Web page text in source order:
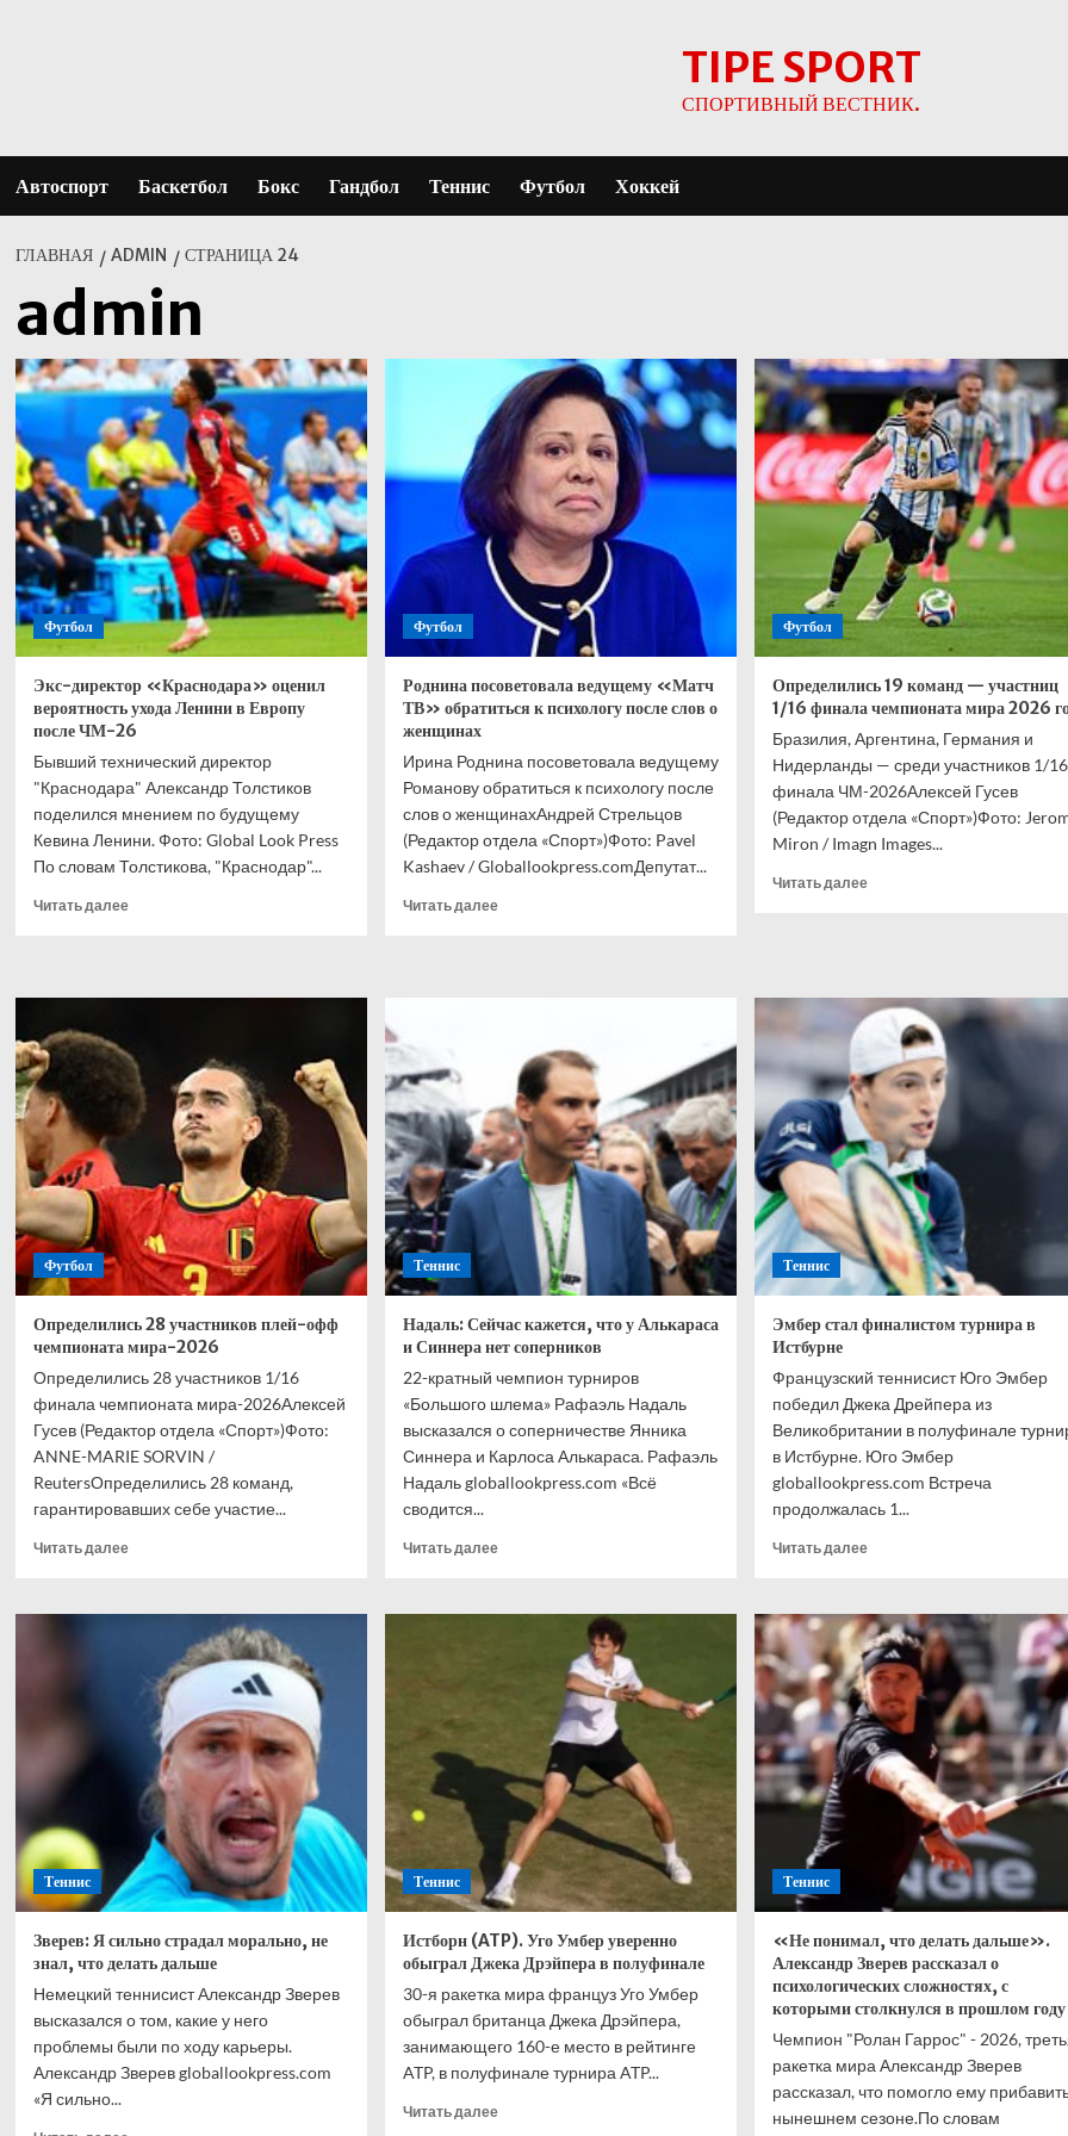
TIPE SPORT
СПОРТИВНЫЙ ВЕСТНИК.
Автоспорт Баскетбол Бокс Гандбол Теннис Футбол Хоккей
ГЛАВНАЯ ADMIN СТРАНИЦА 24
admin
Футбол
Экс-директор «Краснодара» оценил
вероятность ухода Ленини в Европу
после ЧМ-26
Бывший технический директор
"Краснодара" Александр Толстиков
поделился мнением по будущему
Кевина Ленини. Фото: Global Look Press
По словам Толстикова, "Краснодар"...
Читать далееПрочитать
вероятность
ухода
Ленини
в
Европу
ЧМ-26
Футбол
Роднина посоветовала ведущему «Матч
ТВ» обратиться к психологу после слов о
женщинах
Ирина Роднина посоветовала ведущему
Романову обратиться к психологу после
слов о женщинахАндрей Стрельцов
(Редактор отдела «Спорт»)Фото: Pavel
Kashaev / Globallookpress.comДепутат...
Читать далееПрочитать
ТВ»
обратиться
к
психологу
после
слов
женщинах
Футбол
Определились 19 команд — участниц
1/16 финала чемпионата мира 2026
Бразилия, Аргентина, Германия и
Нидерланды — среди участников 1/16
финала ЧМ-2026Алексей Гусев
(Редактор отдела «Спорт»)Фото:
Miron / Imagn Images...
Читать далееПрочитать
—
участниц
1/16
финала
чемпионата
мира
2026
года
Футбол
Определились 28 участников плей-офф
чемпионата мира-2026
Определились 28 участников 1/16
финала чемпионата мира-2026Алексей
Гусев (Редактор отдела «Спорт»)Фото:
ANNE-MARIE SORVIN /
ReutersОпределились 28 команд,
гарантировавших себе участие...
Читать далееПрочитать
Определились
участников
плей-
офф
чемпионата
мира-2026
Теннис
Надаль: Сейчас кажется, что у Алькараса
и Синнера нет соперников
22-кратный чемпион турниров
«Большого шлема» Рафаэль Надаль
высказался о соперничестве Янника
Синнера и Карлоса Алькараса. Рафаэль
Надаль globallookpress.com «Всё
сводится...
Читать далееПрочитать
Надаль:
Алькараса
Синнера
нет
соперников
Теннис
Эмбер стал финалистом турнира в
Истбурне
Французский теннисист Юго Эмбер
победил Джека Дрейпера из
Великобритании в полуфинале
в Истбурне. Юго Эмбер
globallookpress.com Встреча
продолжалась 1...
Читать далееПрочитать
Эмбер
стал
финалистом
турнира
в
Истбурне
Теннис
Зверев: Я сильно страдал морально, не
знал, что делать дальше
Немецкий теннисист Александр Зверев
высказался о том, какие у него
проблемы были по ходу карьеры.
Александр Зверев globallookpress.com
«Я сильно...
Теннис
Истборн (ATP). Уго Умбер уверенно
обыграл Джека Дрэйпера в полуфинале
30-я ракетка мира француз Уго Умбер
обыграл британца Джека Дрэйпера,
занимающего 160-е место в рейтинге
ATP, в полуфинале турнира ATP...
Читать далееПрочитать
Теннис
«Не понимал, что делать дальше».
Александр Зверев рассказал о
психологических сложностях, с
которыми столкнулся в прошлом году
Чемпион "Ролан Гаррос" - 2026,
ракетка мира Александр Зверев
рассказал, что помогло ему
нынешнем сезоне.По словам